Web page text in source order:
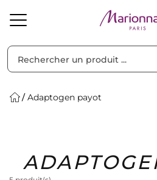
Solaire Homme Marques
Adaptogen payot